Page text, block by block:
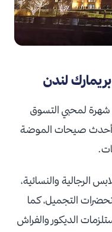
لندن
شهرة لمحبي التسوق
أحدث صيحات الموضة
الرجالية والنسائية،
التجميل، كما
الديكور والفراش